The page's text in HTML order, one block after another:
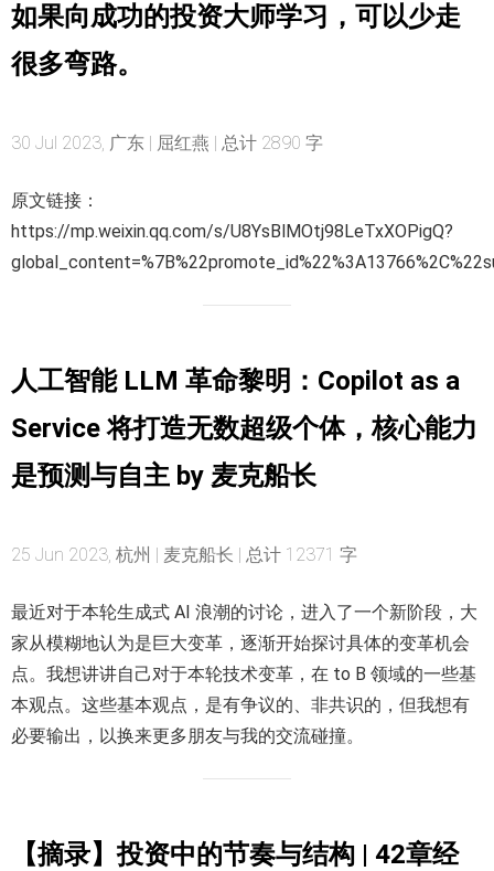
如果向成功的投资大师学习，可以少走
很多弯路。
30 Jul 2023, 广东 | 屈红燕 | 总计 2890 字
原文链接：
https://mp.weixin.qq.com/s/U8YsBlMOtj98LeTxXOPigQ?
人工智能 LLM 革命黎明：Copilot as a
Service 将打造无数超级个体，核心能力
是预测与自主 by 麦克船长
25 Jun 2023, 杭州 | 麦克船长 | 总计 12371 字
最近对于本轮生成式 AI 浪潮的讨论，进入了一个新阶段，大
家从模糊地认为是巨大变革，逐渐开始探讨具体的变革机会
点。我想讲讲自己对于本轮技术变革，在 to B 领域的一些基
本观点。这些基本观点，是有争议的、非共识的，但我想有
必要输出，以换来更多朋友与我的交流碰撞。
【摘录】投资中的节奏与结构 | 42章经